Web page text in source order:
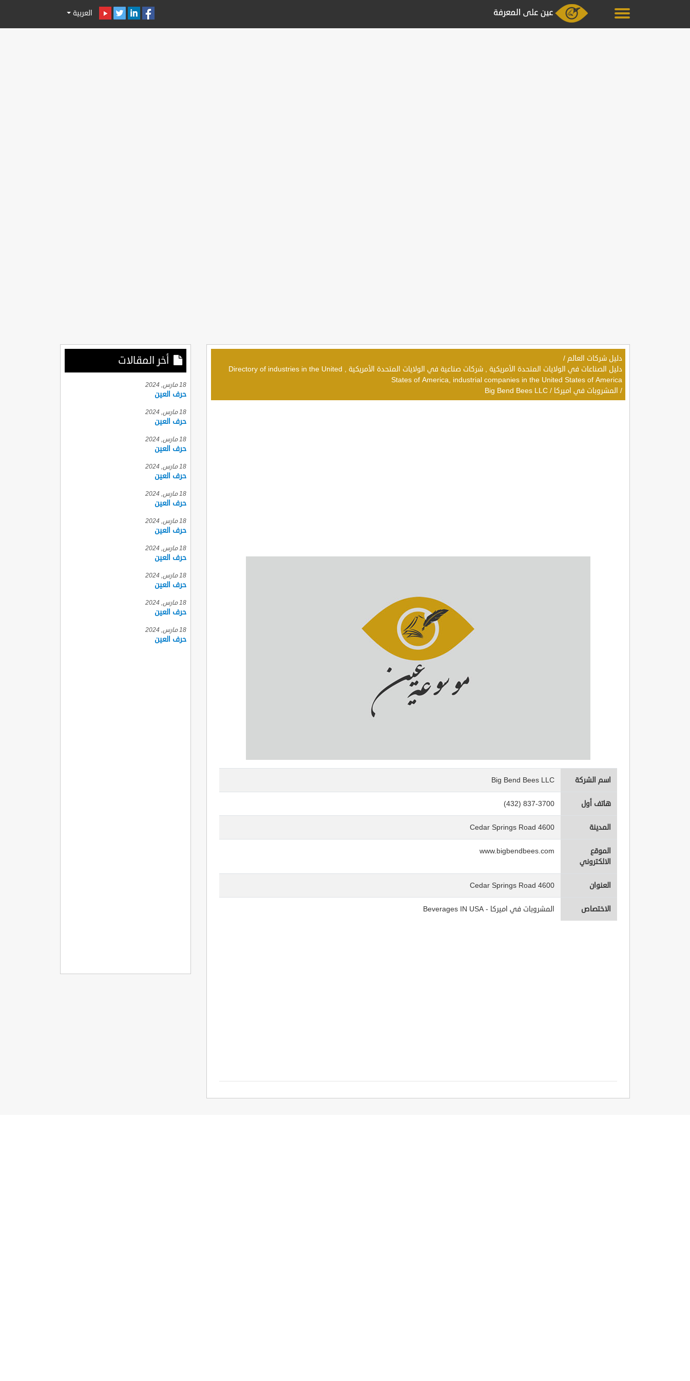
العربية
دليل شركات العالم /
دليل الصناعات في الولايات المتحدة الأمريكية , شركات صناعية في الولايات المتحدة الأمريكية , Directory of industries in the United
States of America, industrial companies in the United States of America
/ المشروبات في اميركا /
Big Bend Bees LLC
اسم الشركة Big Bend Bees LLC
هاتف أول (432) 837-3700
المدينة 4600 Cedar Springs Road
الموقع
الالكتروني
www.bigbendbees.com
العنوان 4600 Cedar Springs Road
الاختصاص المشروبات في اميركا - Beverages IN USA
أخر المقالات
18 مارس, 2024
حرف العين
18 مارس, 2024
حرف العين
18 مارس, 2024
حرف العين
18 مارس, 2024
حرف العين
18 مارس, 2024
حرف العين
18 مارس, 2024
حرف العين
18 مارس, 2024
حرف العين
18 مارس, 2024
حرف العين
18 مارس, 2024
حرف العين
18 مارس, 2024
حرف العين